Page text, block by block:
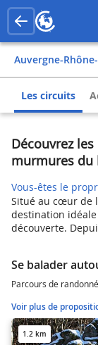
Auvergne-
Les circuits
Découvrez
murmures du
Vous-êtes le
Situé au cœur de
destination
découverte.
Se balader
Parcours de
Voir plus de
1.2 km